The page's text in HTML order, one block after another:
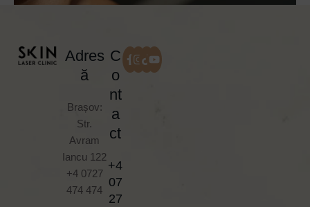
Scapa de cicatrici cu ajutorul tratamentului
CITEȘTE ARTICOLUL
Adres
ă
Brașov:
Str.
Avram
Iancu 122
+4 0727
474 474
C
o
nt
a
ct
+4
07
27